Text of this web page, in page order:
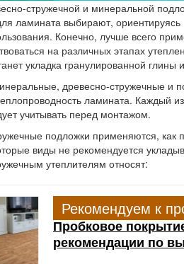
стружечной и минеральной
ламината выбирают,
Конечно, лучше всего
на различных этапах
укладка гранулированной глины
древесно-стружечные и
ламината. Каждый
учитывать перед монтажом.
подложки применяются, как
виды не рекомендуется
утеплителям относят:
Рекомендуем к
Пробковое
рекомендации по